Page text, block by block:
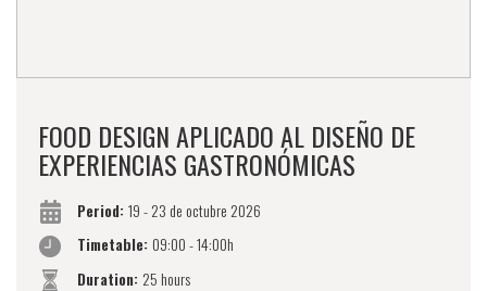
FOOD DESIGN APLICADO AL DISEÑO DE
EXPERIENCIAS GASTRONÓMICAS
Period: 19 - 23 de octubre 2026
Timetable: 09:00 - 14:00h
Duration: 25 hours